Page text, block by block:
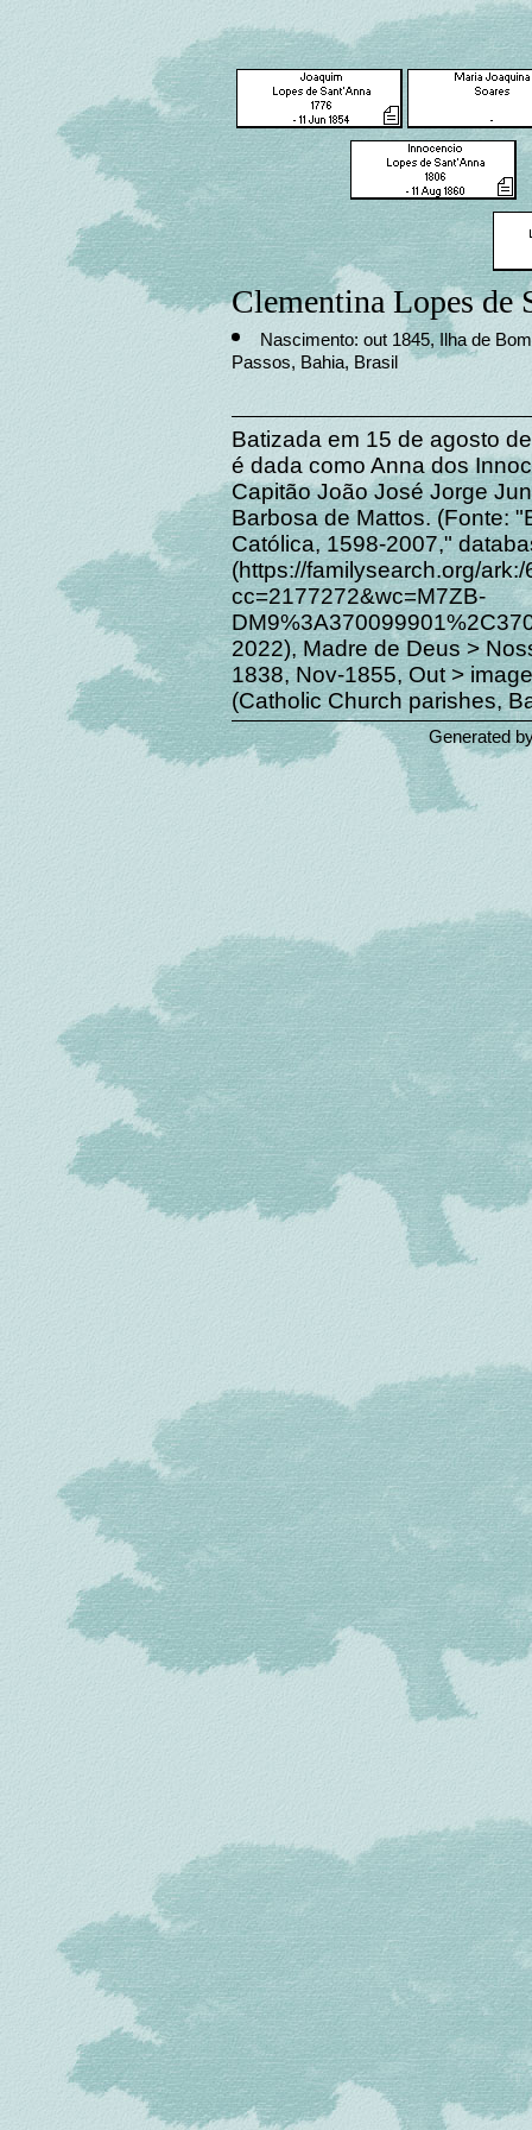
Clementina Lopes de
Nascimento: out 1845, Ilha de
Passos, Bahia, Brasil
Batizada em 15 de agosto
é dada como Anna dos
Capitão João José Jorge
Barbosa de Mattos. (Fonte:
Católica, 1598-2007,"
(https://familysearch.org/
cc=2177272&wc=M7ZB-
2022), Madre de Deus >
1838, Nov-1855, Out >
(Catholic Church parishes,
Generated